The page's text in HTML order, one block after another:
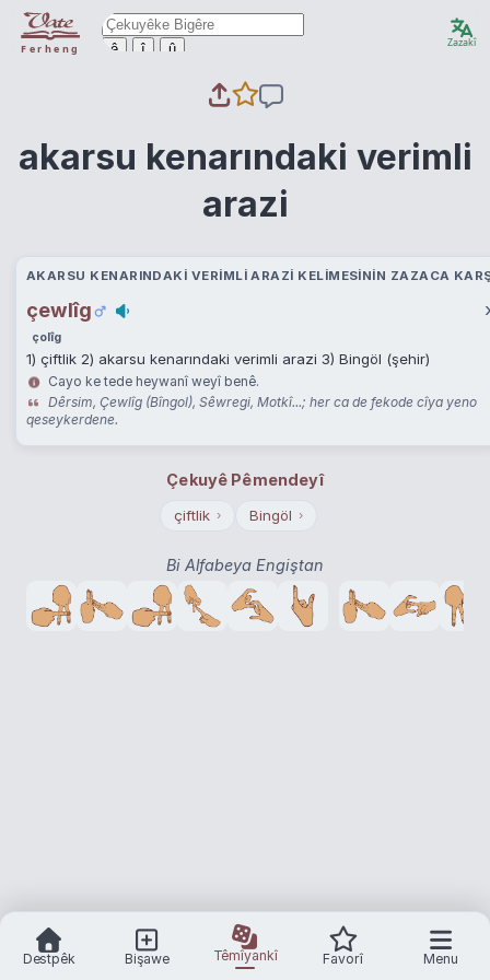
Ferheng ê î û Zazakî
akarsu kenarındaki verimli
arazi
AKARSU KENARINDAKI VERIMLI ARAZI KELIMESININ ZAZACA
çewlîg
çolîg
1) çiftlik 2) akarsu kenarındaki verimli arazi 3) Bingöl (şehir)
Cayo ke tede heywanî weyî benê.
Dêrsim, Çewlîg (Bîngol), Sêwregi, Motkî...; her ca de fekode cîya yeno
qeseykerdene.
Çekuyê Pêmendeyî
çiftlik › Bingöl ›
Bi Alfabeya Engiştan
Destpêk Bişawe Têmîyankî Favorî Menu